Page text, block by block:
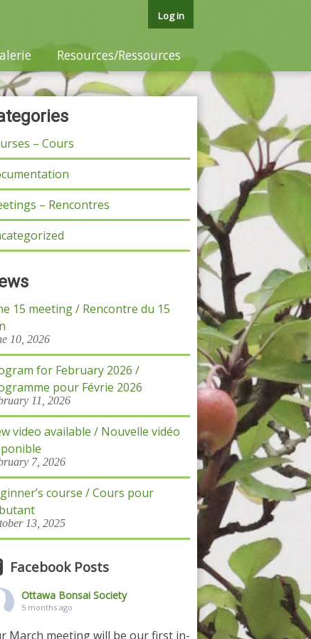
Log in
Resources/Ressources
– Cours
– Rencontres
15 meeting / Rencontre du 15
10, 2026
for February 2026 /
pour Févrie 2026
11, 2026
video available / Nouvelle vidéo
7, 2026
course / Cours pour
13, 2025
Facebook Posts
Ottawa Bonsai Society
5 months ago
March meeting will be our first in-